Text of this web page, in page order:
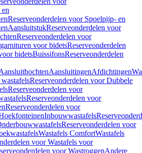
Reserveonderdelen voor Spoelpijp- en
AansluitstukReserveonderdelen voor
Reserveonderdelen voor
voor bidetsReserveonderdelen
bidetsBuissifonsReserveonderdelen
AansluitingenAfdichtingen
Reserveonderdelen voor Dubbele
Reserveonderdelen voor
Reserveonderdelen voor
Reserveonderdelen voor
Inbouwwastafels
Reserveonderdelen voor
Wastafels ComfortWastafels
voor Wastafels voor
voor WastroggenAndere